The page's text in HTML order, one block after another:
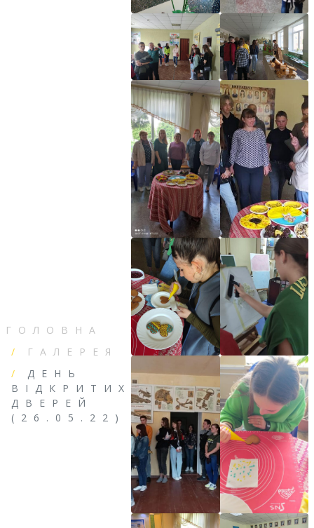
ГОЛОВНА
ГАЛЕРЕЯ
ДЕНЬ
ВІДКРИТИХ
ДВЕРЕЙ
(26.05.22)